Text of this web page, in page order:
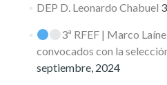
DEP D. Leonardo Chabuel
3ª RFEF | Marco
convocados con la
septiembre, 2024